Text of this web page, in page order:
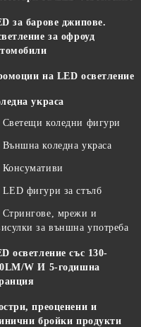
за барове джипове.
за офроуд
на LED осветление
украса
Светещи коледни фигури
Външна коледна украса
Консумативи
LED фигури за стълб
Стрингове, мрежи и
за външна употреба
осветление със 130-
W И 5-годишна
преоценени и
бройки продукти